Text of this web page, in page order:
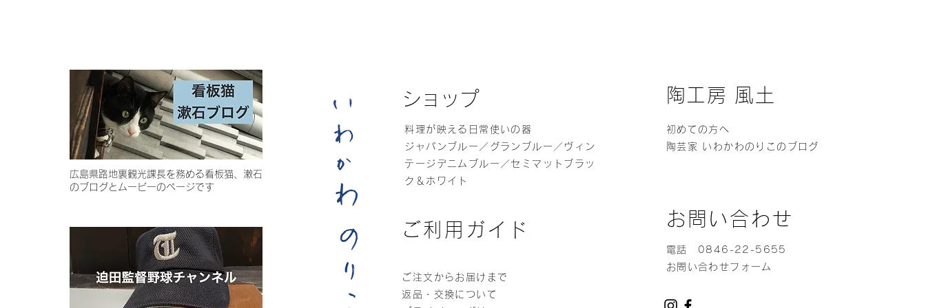
​広島県路地裏観光課長を務める看板猫、漱石
のブログとムービーのページです
ショップ
料理が映える日常使いの器
ジャパンブルー／グランブルー／ヴィン
テージデニムブルー／セミマットブラッ
ク＆ホワイト
ご利用ガイド
ご注文からお届けまで
返品・交換について
陶工房 風土
初めての方へ
陶芸家 いわかわのりこのブログ
お問い合わせ
電話 0846-22-5655
お問い合わせフォーム